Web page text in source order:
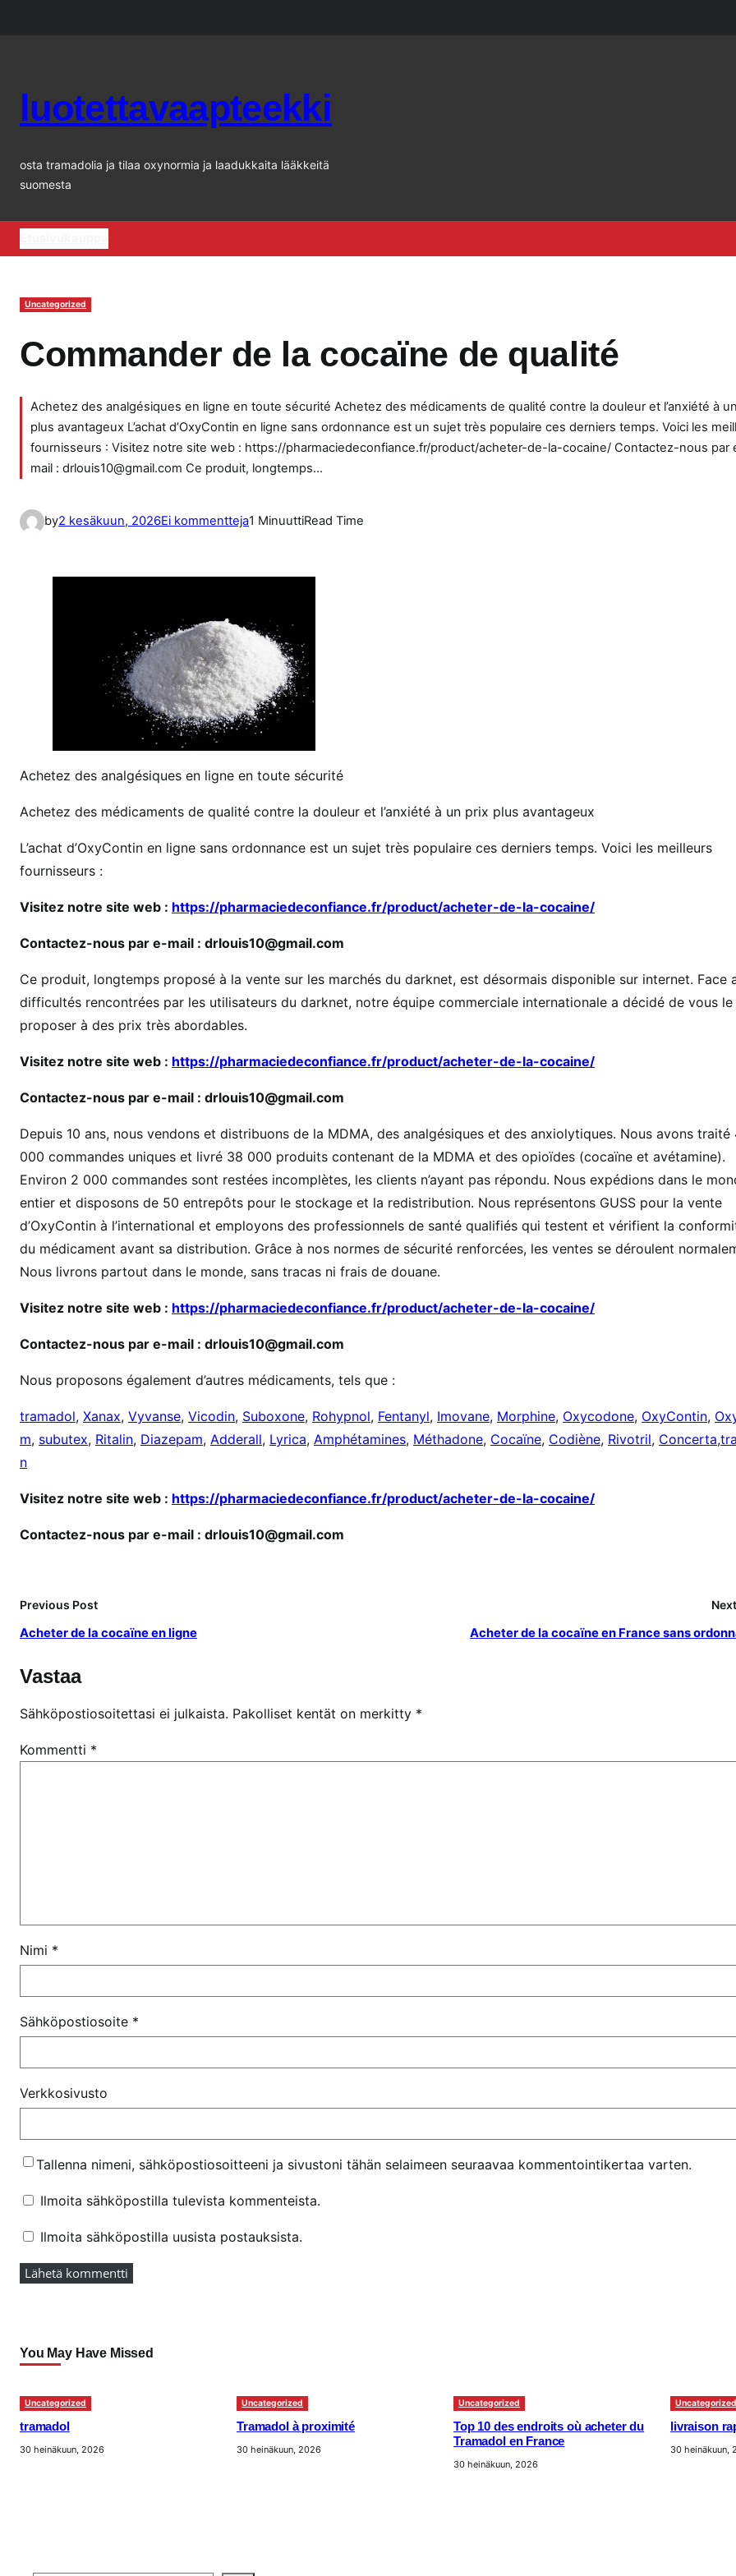
luotettavaapteekki
osta tramadolia ja tilaa oxynormia ja laadukkaita lääkkeitä
suomesta
Uncategorized
Commander de la cocaïne de qualité
Achetez des analgésiques en ligne en toute sécurité Achetez des médicaments de qualité contre la douleur et l’anxiété à
plus avantageux L’achat d’OxyContin en ligne sans ordonnance est un sujet très populaire ces derniers temps. Voici les
fournisseurs : Visitez notre site web : https://pharmaciedeconfiance.fr/product/acheter-de-la-cocaine/ Contactez-nous par
mail : drlouis10@gmail.com Ce produit, longtemps…
by2 kesäkuun, 2026Ei kommenttejaa
i
k
i
n
m
n
r
e
c
ï
e
d
e
q
1 MinuuttiRead Time
Achetez des analgésiques en ligne en toute sécurité
Achetez des médicaments de qualité contre la douleur et l’anxiété à un prix plus avantageux
L’achat d’OxyContin en ligne sans ordonnance est un sujet très populaire ces derniers temps. Voici les meilleurs
fournisseurs :
Visitez notre site web : https://pharmaciedeconfiance.fr/product/acheter-de-la-cocaine/
Contactez-nous par e-mail : drlouis10@gmail.com
Ce produit, longtemps proposé à la vente sur les marchés du darknet, est désormais disponible sur internet. Face
difficultés rencontrées par les utilisateurs du darknet, notre équipe commerciale internationale a décidé de vous le
proposer à des prix très abordables.
Visitez notre site web : https://pharmaciedeconfiance.fr/product/acheter-de-la-cocaine/
Contactez-nous par e-mail : drlouis10@gmail.com
Depuis 10 ans, nous vendons et distribuons de la MDMA, des analgésiques et des anxiolytiques. Nous avons traité
000 commandes uniques et livré 38 000 produits contenant de la MDMA et des opioïdes (cocaïne et avétamine).
Environ 2 000 commandes sont restées incomplètes, les clients n’ayant pas répondu. Nous expédions dans le
entier et disposons de 50 entrepôts pour le stockage et la redistribution. Nous représentons GUSS pour la vente
d’OxyContin à l’international et employons des professionnels de santé qualifiés qui testent et vérifient la
du médicament avant sa distribution. Grâce à nos normes de sécurité renforcées, les ventes se déroulent
Nous livrons partout dans le monde, sans tracas ni frais de douane.
Visitez notre site web : https://pharmaciedeconfiance.fr/product/acheter-de-la-cocaine/
Contactez-nous par e-mail : drlouis10@gmail.com
Nous proposons également d’autres médicaments, tels que :
tramadol, Xanax, Vyvanse, Vicodin, Suboxone, Rohypnol, Fentanyl, Imovane, Morphine, Oxycodone, OxyContin,
m, subutex, Ritalin, Diazepam, Adderall, Lyrica, Amphétamines, Méthadone, Cocaïne, Codiène, Rivotril, Concerta,
n
Visitez notre site web : https://pharmaciedeconfiance.fr/product/acheter-de-la-cocaine/
Contactez-nous par e-mail : drlouis10@gmail.com
Previous Post
Acheter de la cocaïne en ligne Acheter de la cocaïne en France sans
Vastaa
Sähköpostiosoitettasi ei julkaista. Pakolliset kentät on merkitty *
Kommentti *
Nimi *
Sähköpostiosoite *
Verkkosivusto
Tallenna nimeni, sähköpostiosoitteeni ja sivustoni tähän selaimeen seuraavaa kommentointikertaa varten.
Ilmoita sähköpostilla tulevista kommenteista.
Ilmoita sähköpostilla uusista postauksista.
You May Have Missed
Uncategorized
tramadol
30 heinäkuun, 2026
Uncategorized
Tramadol à proximité
30 heinäkuun, 2026
Uncategorized
Top 10 des endroits où acheter du
Tramadol en France
30 heinäkuun, 2026
Uncategorized
livraison
30 heinäkuun,